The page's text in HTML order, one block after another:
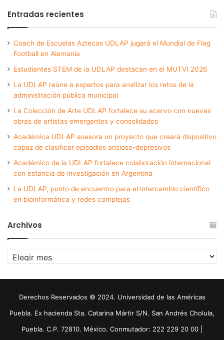
Entradas recientes
Coach de Escuelas Aztecas UDLAP jugará el Mundial de Flag
Football en Alemania
Estudiantes STEM de la UDLAP destacan en el MUTVI 2026
La UDLAP reúne a expertos para analizar los retos de la
administración pública municipal
La Colección de Arte UDLAP fortalece su acervo con nuevas
obras de artistas emergentes y consolidados
Académica UDLAP asesora un proyecto que creará dispositivo
capaz de clasificar episodios ansioso-depresivos
Académico de la UDLAP fortalece colaboración internacional
con estancia de investigación en Argentina
La UDLAP, punto de encuentro para el intercambio científico
en bioinformática y redes complejas
Archivos
Archivos
Derechos Reservados © 2024. Universidad de las Américas
Puebla. Ex hacienda Sta. Catarina Mártir S/N. San Andrés Cholula,
Puebla. C.P. 72810. México. Conmutador: 222 229 20 00 |